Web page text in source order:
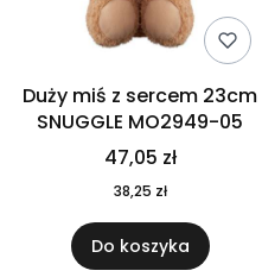
Duży miś z sercem 23cm
SNUGGLE MO2949-05
47,05 zł
38,25 zł
Do koszyka